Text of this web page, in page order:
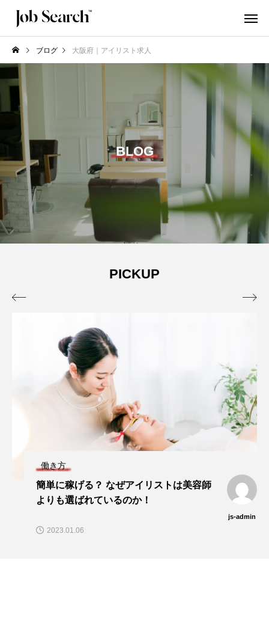
ブログ 大阪府｜アイリスト求人
BLOG
PICKUP
働き方
簡単に稼げる？ なぜアイリストは美容師
よりも選ばれているのか！
js-admin
2023.01.06
 